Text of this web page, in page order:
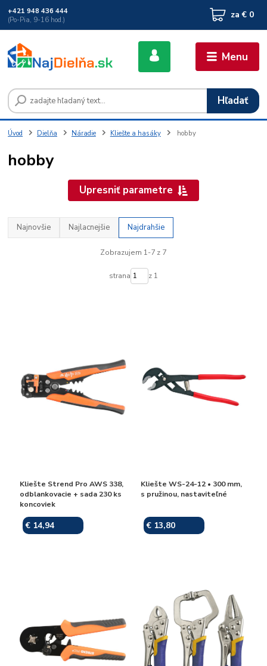
Menu
Hľadať
+421 948 436 444
(Po-Pia, 9-16 hod.)
za € 0
Úvod Dielňa Náradie Kliešte a hasáky hobby
hobby
Upresniť parametre
Najnovšie Najlacnejšie Najdrahšie
Zobrazujem 1-7 z 7
strana z 1
Kliešte Strend Pro AWS 338,
odblankovacie + sada 230 ks
koncoviek
€ 14,94
Kliešte WS-24-12 • 300 mm,
s pružinou, nastaviteľné
€ 13,80